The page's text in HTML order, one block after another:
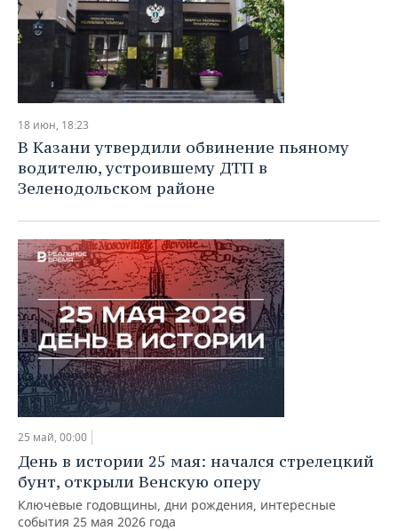
18 июн, 18:23
В Казани утвердили обвинение пьяному
водителю, устроившему ДТП в
Зеленодольском районе
25 май, 00:00
День в истории 25 мая: начался стрелецкий
бунт, открыли Венскую оперу
Ключевые годовщины, дни рождения, интересные
события 25 мая 2026 года